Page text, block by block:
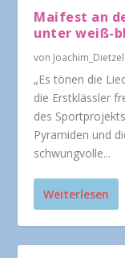
Maifest an
unter weiß-
von Joachim_Dietzel
„Es tönen die
die Erstklässler
des
Pyramiden und
schwungvolle...
Weiterlesen